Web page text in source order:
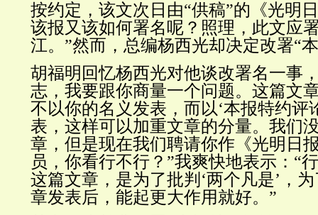
按约定，该文次日由“供稿”的《光明
该报又该如何署名呢？ 照理，此文应
江。”然而，总编杨西光却决定改署“
胡福明回忆杨西光对他谈改署名一事
志，我要跟你商量一个问题。这篇文
不以你的名义发表，而以‘本报特约评
表，这样可以加重文章的分量。我们
章，但是现在我们聘请你作《光明日
员，你看行不行？”我爽快地表示：“
这篇文章，是为了批判‘两个凡是’，
章发表后，能起更大作用就好。”